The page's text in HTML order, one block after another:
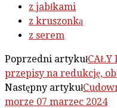
z jabłkami
z kruszonką
z serem
Poprzedni artykułCAŁY
przepisy na redukcję,
Następny artykuł
morze 07 marzec 2024